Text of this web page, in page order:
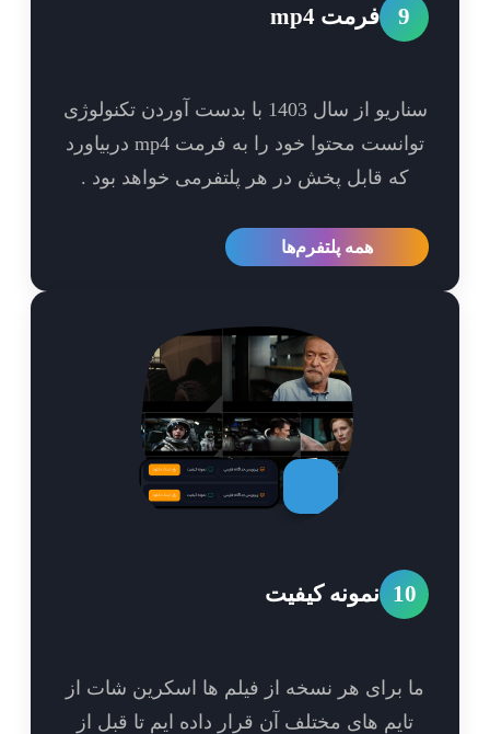
فرمت mp4
سناریو از سال 1403 با بدست آوردن تکنولوژی
توانست محتوا خود را به فرمت mp4 دربیاورد
که قابل پخش در هر پلتفرمی خواهد بود .
همه پلتفرم‌ها
نمونه کیفیت
برای هر نسخه از فیلم ها اسکرین شات از
های مختلف آن قرار داده ایم تا قبل از